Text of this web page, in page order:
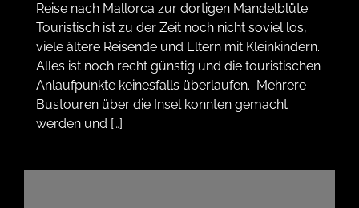
Reise nach Mallorca zur dortigen Mandelblüte.
Touristisch ist zu der Zeit noch nicht soviel los,
viele ältere Reisende und Eltern mit Kleinkindern.
Alles ist noch recht günstig und die touristischen
Anlaufpunkte keinesfalls überlaufen. Mehrere
Bustouren über die Insel konnten gemacht
werden und […]